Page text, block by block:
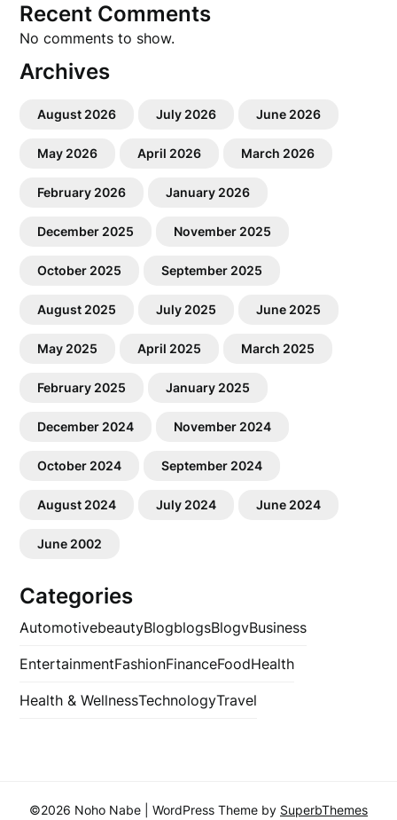
Recent Comments
No comments to show.
Archives
August 2026 July 2026 June 2026
May 2026 April 2026 March 2026
February 2026 January 2026
December 2025 November 2025
October 2025 September 2025
August 2025 July 2025 June 2025
May 2025 April 2025 March 2025
February 2025 January 2025
December 2024 November 2024
October 2024 September 2024
August 2024 July 2024 June 2024
June 2002
Categories
AutomotivebeautyBlogblogsBlogvBusiness
EntertainmentFashionFinanceFoodHealth
Health & WellnessTechnologyTravel
©2026 Noho Nabe | WordPress Theme by SuperbThemes